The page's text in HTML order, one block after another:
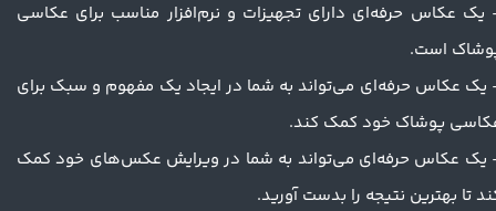
یک عکاس حرفه‌ای دارای تجهیزات و نرم‌افزار مناسب برای عکاسی
است.
یک عکاس حرفه‌ای می‌تواند به شما در ایجاد یک مفهوم و سبک برای
پوشاک خود کمک کند.
یک عکاس حرفه‌ای می‌تواند به شما در ویرایش عکس‌های خود کمک
تا بهترین نتیجه را بدست آورید.